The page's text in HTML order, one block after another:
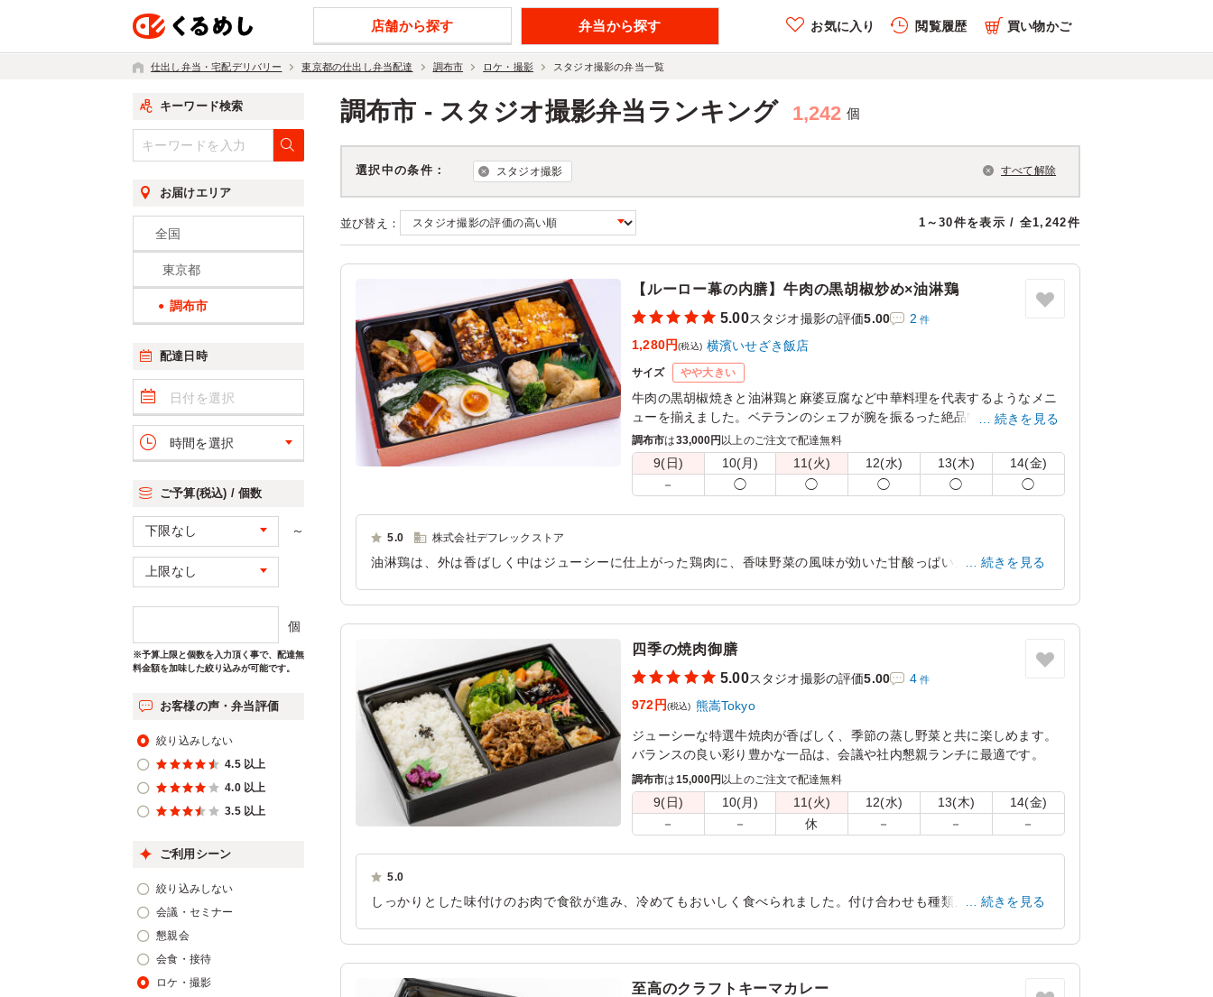
店舗から探す 弁当から探す お気に入り 閲覧履歴 買い物かご
仕出し弁当・宅配デリバリー 東京都の仕出し弁当配達 調布市 ロケ・撮影 スタジオ撮影の弁当一覧
調布市 - スタジオ撮影弁当ランキング 1,242 個
選択中の条件： スタジオ撮影 すべて解除
並び替え： 1～30件を表示 / 全1,242件
【ルーロー幕の内膳】牛肉の黒胡椒炒め×油淋鶏
5.00スタジオ撮影の評価5.00 2 件
1,280円(税込) 横濱いせざき飯店
サイズ やや大きい
牛肉の黒胡椒焼きと油淋鶏と麻婆豆腐など中華料理を代表するようなメニ
ューを揃えました。ベテランのシェフが腕を振るった絶品中華をお楽しみ
ください。
続きを見る
調布市は33,000円 以上のご注文で配達無料
9(日) 10(月) 11(火) 12(水) 13(木) 14(金)
－ ◯ ◯ ◯ ◯ ◯
5.0 株式会社デフレックストア
油淋鶏は、外は香ばしく中はジューシーに仕上がった鶏肉に、香味野菜の風味が効いた甘酸っぱいたれがよく絡
ただけました。
続きを見る
四季の焼肉御膳
5.00スタジオ撮影の評価5.00 4 件
972円(税込) 熊嵩Tokyo
ジューシーな特選牛焼肉が香ばしく、季節の蒸し野菜と共に楽しめます。
バランスの良い彩り豊かな一品は、会議や社内懇親ランチに最適です。
調布市は15,000円 以上のご注文で配達無料
9(日) 10(月) 11(火) 12(水) 13(木) 14(金)
－ － 休 － － －
5.0
しっかりとした味付けのお肉で食欲が進み、冷めてもおいしく食べられました。付け合わせも種類があり満足感が
続きを見る
至高のクラフトキーマカレー
キーワード検索
お届けエリア
全国
東京都
調布市
配達日時
時間を選択
ご予算(税込) / 個数
～
個
※予算上限と個数を入力頂く事で、配達無
料金額を加味した絞り込みが可能です。
お客様の声・弁当評価
絞り込みしない
4.5 以上
4.0 以上
3.5 以上
ご利用シーン
絞り込みしない
会議・セミナー
懇親会
会食・接待
ロケ・撮影